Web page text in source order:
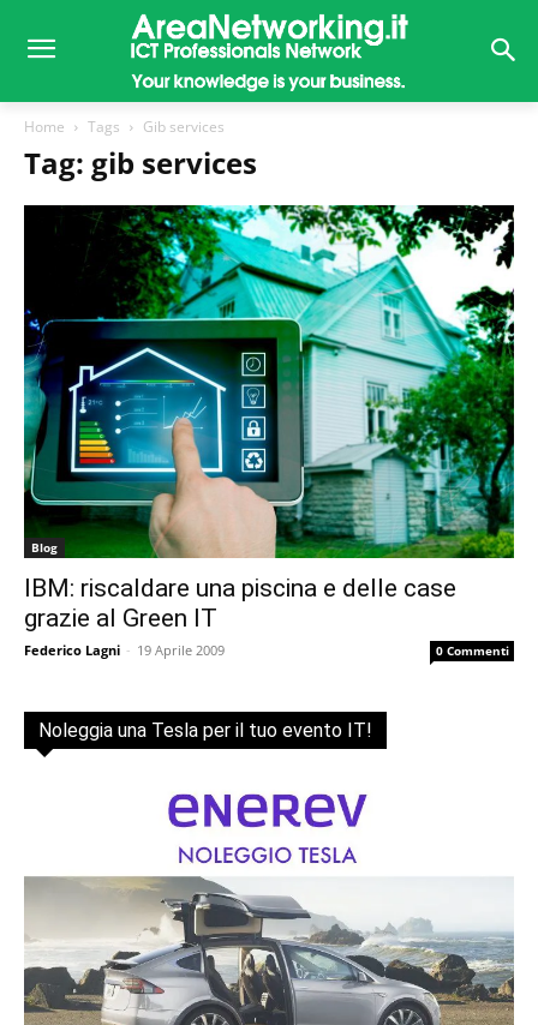
Home Tags Gib services
Tag: gib services
Blog
IBM: riscaldare una piscina e delle case
grazie al Green IT
Federico Lagni - 19 Aprile 2009 0 Commenti
Noleggia una Tesla per il tuo evento IT!